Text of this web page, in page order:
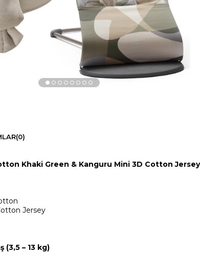
(0)
Khaki Green & Kanguru Mini 3D Cotton
Jersey
(3,5 – 13 kg)